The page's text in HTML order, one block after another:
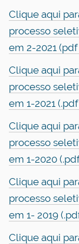
Clique aqui
processo
em 2-2021
Clique aqui
processo
em 1-2021
Clique aqui
processo
em 1-2020
Clique aqui
processo
em 1- 2019
Clique aqui